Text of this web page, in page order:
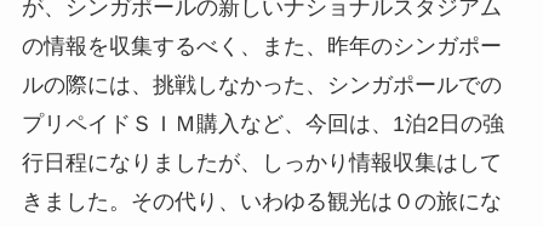
が、シンガポールの新しいナショナルスタジアム
の情報を収集するべく、また、昨年のシンガポー
ルの際には、挑戦しなかった、シンガポールでの
プリペイドＳＩＭ購入など、今回は、1泊2日の強
行日程になりましたが、しっかり情報収集はして
きました。その代り、いわゆる観光は０の旅にな